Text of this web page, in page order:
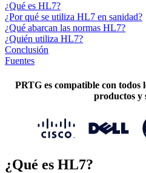
¿Qué es HL7?
¿Por qué se utiliza HL7 en sanidad?
¿Qué abarcan las normas HL7?
¿Quién utiliza HL7?
Conclusión
Fuentes
PRTG es compatible con todos
productos y
¿Qué es HL7?